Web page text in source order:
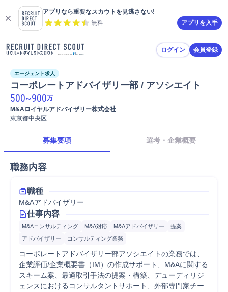
アプリなら重要なスカウトを見逃さない!
無料
アプリを入手
ログイン 会員登録
エージェント求人
コーポレートアドバイザリー部 / アソシエイト
500~900万
M&Aロイヤルアドバイザリー株式会社
東京都中央区
募集要項 選考・企業概要
職務内容
職種
M&Aアドバイザリー
仕事内容
M&Aコンサルティング M&A対応 M&Aアドバイザリー
提案
アドバイザリー
コンサルティング業務
コーポレートアドバイザリー部アソシエイトの業務では、
企業評価/企業概要書（IM）の作成サポート、M&Aに関する
スキーム案、最適取引手法の提案・構築、デューディリジ
ェンスにおけるコンサルタントサポート、外部専門家チー